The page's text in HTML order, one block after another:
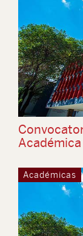
Académicas